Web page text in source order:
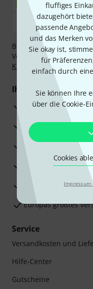
fluffiges
dazugehört
passende
und das Merken
Sie okay ist,
für
einfach durch
Sie können Ihre
über die Cookie-
Cookies
Impressum
Bezahlen Sie
Vorkasse, PayPal,
Klarna Ratenzahlung
Ihre Vorteile
3 Jahre Thomann
30 Tage Money-
Reparaturservice
Beratung durch
Europas größtes
Service
Versandkosten und
Hilfe-Center
Gutscheine